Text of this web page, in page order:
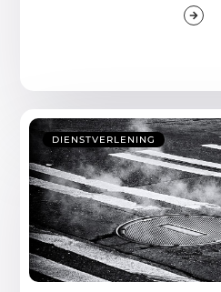
DIENSTVERLENING